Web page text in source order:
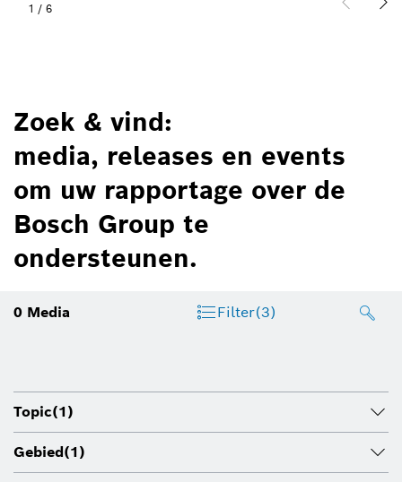
1 / 6
Zoek & vind:
media, releases en events
om uw rapportage over de
Bosch Group te
ondersteunen.
0 Media Filter(3)
Topic(1)
Gebied(1)